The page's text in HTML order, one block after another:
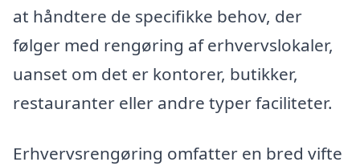
at håndtere de specifikke behov, der
følger med rengøring af erhvervslokaler,
uanset om det er kontorer, butikker,
restauranter eller andre typer faciliteter.
Erhvervsrengøring omfatter en bred vifte